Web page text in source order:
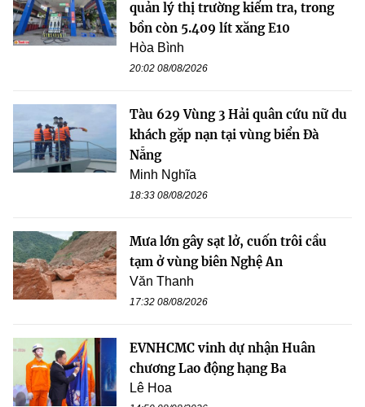
quản lý thị trường kiểm tra, trong
bồn còn 5.409 lít xăng E10
Hòa Bình
20:02 08/08/2026
Tàu 629 Vùng 3 Hải quân cứu nữ du
khách gặp nạn tại vùng biển Đà
Nẵng
Minh Nghĩa
18:33 08/08/2026
Mưa lớn gây sạt lở, cuốn trôi cầu
tạm ở vùng biên Nghệ An
Văn Thanh
17:32 08/08/2026
EVNHCMC vinh dự nhận Huân
chương Lao động hạng Ba
Lê Hoa